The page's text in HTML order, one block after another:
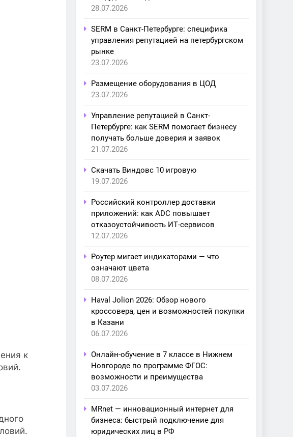
к
28.07.2026
SERM в Санкт-Петербурге: специфика
управления репутацией на петербургском
рынке
23.07.2026
Размещение оборудования в ЦОД
23.07.2026
Управление репутацией в Санкт-
Петербурге: как SERM помогает бизнесу
получать больше доверия и заявок
21.07.2026
Скачать Виндовс 10 игровую
19.07.2026
Российский контроллер доставки
приложений: как ADC повышает
отказоустойчивость ИТ-сервисов
12.07.2026
Роутер мигает индикаторами — что
означают цвета
08.07.2026
Haval Jolion 2026: Обзор нового
кроссовера, цен и возможностей покупки
в Казани
06.07.2026
Онлайн-обучение в 7 классе в Нижнем
Новгороде по программе ФГОС:
возможности и преимущества
03.07.2026
MRnet — инновационный интернет для
бизнеса: быстрый подключение для
юридических лиц в РФ